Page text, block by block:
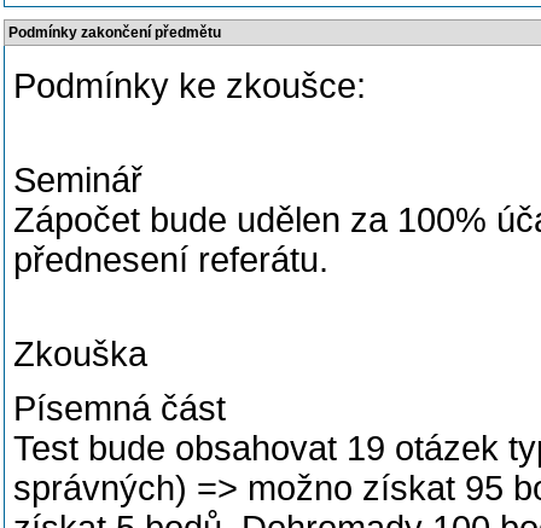
Podmínky zakončení předmětu
Podmínky ke zkoušce:
Seminář
Zápočet bude udělen za 100%
přednesení referátu.
Zkouška
Písemná část
Test bude obsahovat 19 otázek
správných) => možno získat 95